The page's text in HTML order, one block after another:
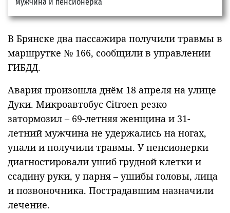
В Брянске два пассажира получили травмы в
маршрутке № 166, сообщили в управлении
ГИБДД.
Авария произошла днём 18 апреля на улице
Дуки. Микроавтобус Citroen резко
затормозил – 69-летняя женщина и 31-
летний мужчина не удержались на ногах,
упали и получили травмы. У пенсионерки
диагностировали ушиб грудной клетки и
ссадину руки, у парня – ушибы головы, лица
и позвоночника. Пострадавшим назначили
лечение.